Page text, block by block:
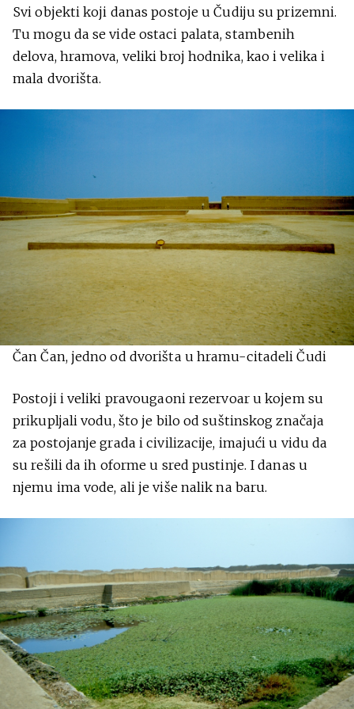
Svi objekti koji danas postoje u Čudiju su prizemni.
Tu mogu da se vide ostaci palata, stambenih
delova, hramova, veliki broj hodnika, kao i velika i
mala dvorišta.
Čan Čan, jedno od dvorišta u hramu-citadeli Čudi
Postoji i veliki pravougaoni rezervoar u kojem su
prikupljali vodu, što je bilo od suštinskog značaja
za postojanje grada i civilizacije, imajući u vidu da
su rešili da ih oforme u sred pustinje. I danas u
njemu ima vode, ali je više nalik na baru.